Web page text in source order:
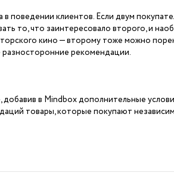
поведении клиентов. Если двум
то, что заинтересовало второго, и
кино — второму тоже можно
разносторонние рекомендации.
в Mindbox дополнительные
товары, которые покупают